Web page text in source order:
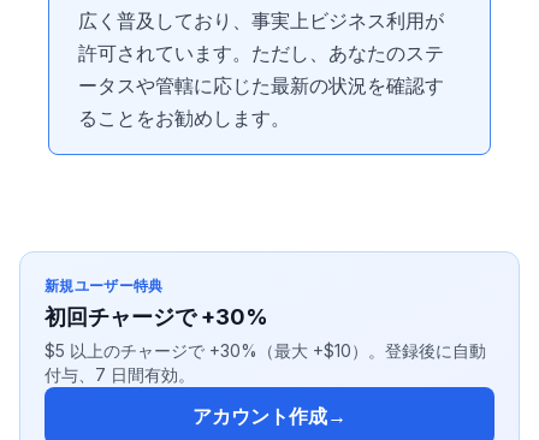
広く普及しており、事実上ビジネス利用が
許可されています。ただし、あなたのステ
ータスや管轄に応じた最新の状況を確認す
ることをお勧めします。
新規ユーザー特典
初回チャージで +30%
$5 以上のチャージで +30%（最大 +$10）。登録後に自動
付与、7 日間有効。
アカウント作成→